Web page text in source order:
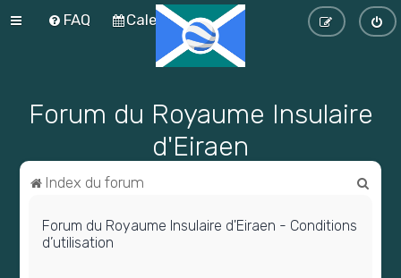
FAQ Calendrier
Forum du Royaume Insulaire
d'Eiraen
Index du forum
Forum du Royaume Insulaire d'Eiraen - Conditions
d’utilisation